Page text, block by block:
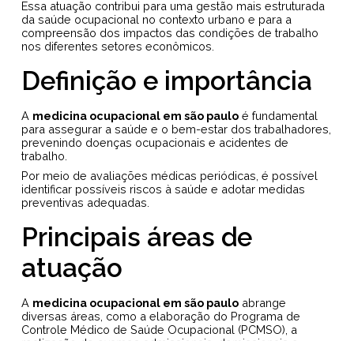
Essa atuação contribui para uma gestão mais estruturada
da saúde ocupacional no contexto urbano e para a
compreensão dos impactos das condições de trabalho
nos diferentes setores econômicos.
Definição e importância
A medicina ocupacional em são paulo é fundamental
para assegurar a saúde e o bem-estar dos trabalhadores,
prevenindo doenças ocupacionais e acidentes de
trabalho.
Por meio de avaliações médicas periódicas, é possível
identificar possíveis riscos à saúde e adotar medidas
preventivas adequadas.
Principais áreas de
atuação
A medicina ocupacional em são paulo abrange
diversas áreas, como a elaboração do Programa de
Controle Médico de Saúde Ocupacional (PCMSO), a